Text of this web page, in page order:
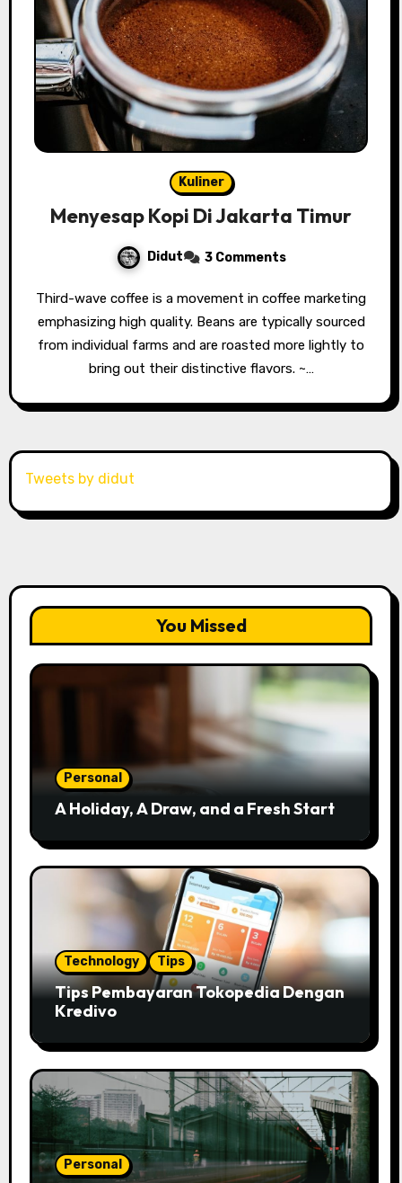
Kuliner
Menyesap Kopi Di Jakarta Timur
Didut 3 Comments
Third-wave coffee is a movement in coffee marketing
emphasizing high quality. Beans are typically sourced
from individual farms and are roasted more lightly to
bring out their distinctive flavors. ~…
Tweets by didut
You Missed
Personal
A Holiday, A Draw, and a Fresh Start
Technology Tips
Tips Pembayaran Tokopedia Dengan
Kredivo
Personal